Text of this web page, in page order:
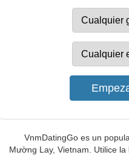
VnmDatingGo es un
Mường Lay, Vietnam. Utilice